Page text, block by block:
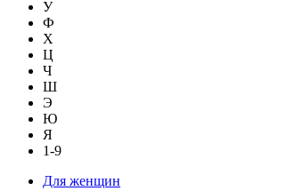
У
Ф
Х
Ц
Ч
Ш
Э
Ю
Я
1-9
Для женщин